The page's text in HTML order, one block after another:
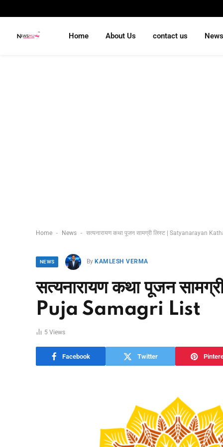
Home About Us contact us News
Home - News - सत्यनारायण कथा पूजन सामग्री लिस्ट | Satyanarayan
NEWS By KAMLESH VERMA
सत्यनारायण कथा पूजन
Puja Samagri List
5 Views
Facebook Twitter